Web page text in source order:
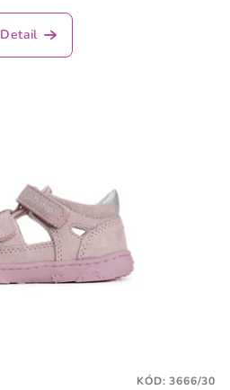
hodnotenie
produktu
Detail
KÓD:3666/30